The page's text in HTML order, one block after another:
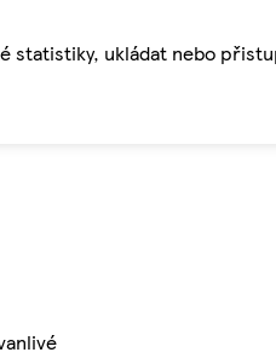
statistiky, ukládat nebo